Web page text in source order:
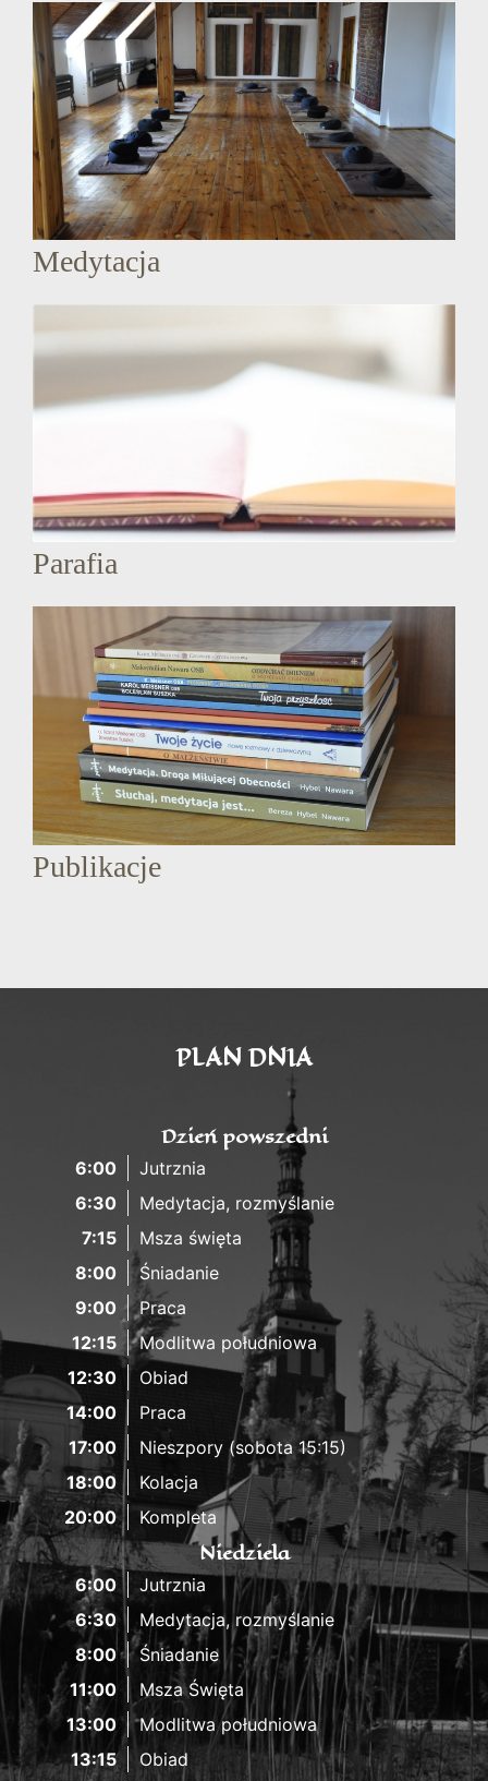
Medytacja
Parafia
Publikacje
PLAN DNIA
Dzień powszedni
6:00
Jutrznia
6:30
Medytacja, rozmyślanie
7:15
Msza święta
8:00
Śniadanie
9:00
Praca
12:15
Modlitwa południowa
12:30
Obiad
14:00
Praca
17:00
Nieszpory (sobota 15:15)
18:00
Kolacja
20:00
Kompleta
Niedziela
6:00
Jutrznia
6:30
Medytacja, rozmyślanie
8:00
Śniadanie
11:00
Msza Święta
13:00
Modlitwa południowa
13:15
Obiad